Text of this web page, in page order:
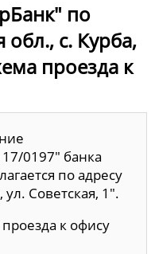
по
обл., с. Курба,
проезда к
0197" банка
по адресу
ул. Советская, 1".
к офису